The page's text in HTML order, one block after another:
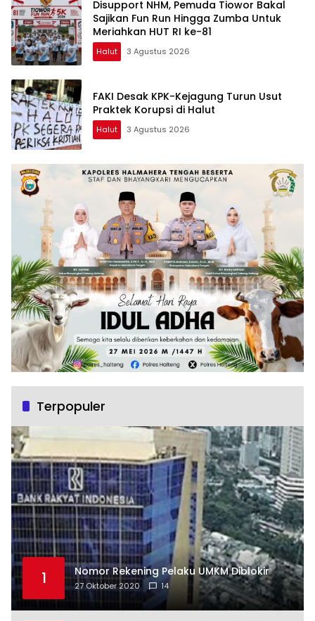
Disupport NHM, Pemuda Tiowor Bakal
Sajikan Fun Run Hingga Zumba Untuk
Meriahkan HUT RI ke-81
Halut 3 Agustus 2026
FAKI Desak KPK-Kejagung Turun Usut
Praktek Korupsi di Halut
Halut 3 Agustus 2026
Terpopuler
1 Nomor Rekening Pelaku UMKM Diblokir
27 Oktober 2020 14